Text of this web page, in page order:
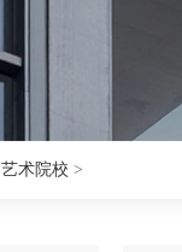
艺术院校 >